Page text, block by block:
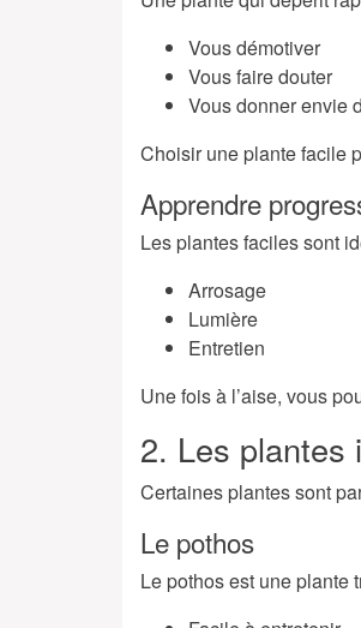
Vous démotiver
Vous faire douter
Vous donner envie
Choisir une plante facile
Apprendre
Les plantes faciles sont
Arrosage
Lumière
Entretien
Une fois à l’aise, vous
2. Les plantes
Certaines plantes sont
Le pothos
Le pothos est une plante